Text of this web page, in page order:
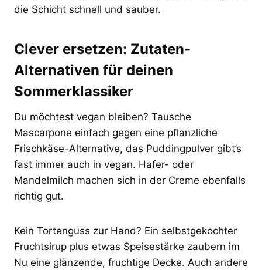
die Schicht schnell und sauber.
Clever ersetzen: Zutaten-
Alternativen für deinen
Sommerklassiker
Du möchtest vegan bleiben? Tausche
Mascarpone einfach gegen eine pflanzliche
Frischkäse-Alternative, das Puddingpulver gibt’s
fast immer auch in vegan. Hafer- oder
Mandelmilch machen sich in der Creme ebenfalls
richtig gut.
Kein Tortenguss zur Hand? Ein selbstgekochter
Fruchtsirup plus etwas Speisestärke zaubern im
Nu eine glänzende, fruchtige Decke. Auch andere